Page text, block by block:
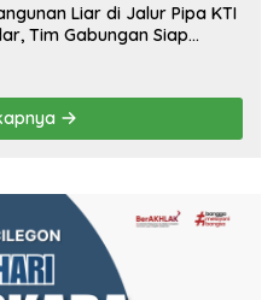
Liar di Jalur Pipa KTI
Tim Gabungan Siap